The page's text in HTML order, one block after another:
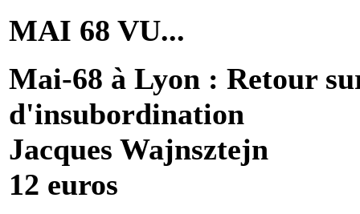
MAI 68 VU...
Mai-68 à Lyon : Retour
d'insubordination
Jacques Wajnsztejn
12 euros